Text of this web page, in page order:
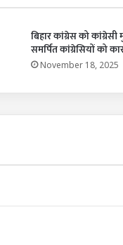
बिहार कांग्रेस को
समर्पित कांग्रेसियों को
November 18, 2025